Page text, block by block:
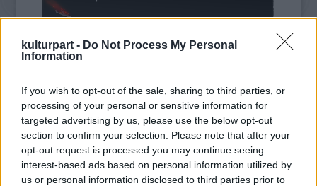
kulturpart - Do Not Process My Personal
Information
If you wish to opt-out of the sale, sharing to third parties, or
processing of your personal or sensitive information for
targeted advertising by us, please use the below opt-out
section to confirm your selection. Please note that after your
opt-out request is processed you may continue seeing
interest-based ads based on personal information utilized by
us or personal information disclosed to third parties prior to